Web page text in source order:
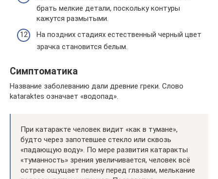
брать мелкие детали, поскольку контуры
кажутся размытыми.
На поздних стадиях естественный черный цвет
зрачка становится белым.
Симптоматика
Название заболеванию дали древние греки. Слово
kataraktes означает «водопад».
При катаракте человек видит «как в тумане»,
будто через запотевшее стекло или сквозь
«падающую воду». По мере развития катаракты
«туманность» зрения увеличивается, человек всё
острее ощущает пелену перед глазами, мелькание